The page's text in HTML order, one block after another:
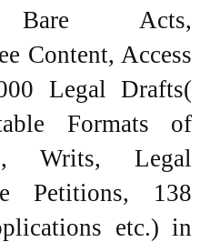
Bare Acts,
Content, Access
Legal Drafts(
Formats of
Writs, Legal
Petitions, 138
etc.) in